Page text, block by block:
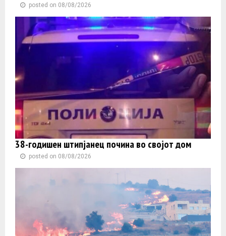
posted on 08/08/2026
38-годишен штипјанец почина во својот дом
posted on 08/08/2026